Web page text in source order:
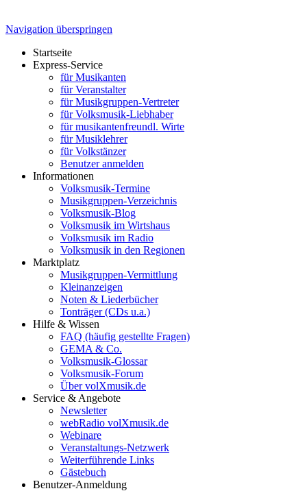
Navigation überspringen
Startseite
Express-Service
für Musikanten
für Veranstalter
für Musikgruppen-Vertreter
für Volksmusik-Liebhaber
für musikantenfreundl. Wirte
für Musiklehrer
für Volkstänzer
Benutzer anmelden
Informationen
Volksmusik-Termine
Musikgruppen-Verzeichnis
Volksmusik-Blog
Volksmusik im Wirtshaus
Volksmusik im Radio
Volksmusik in den Regionen
Marktplatz
Musikgruppen-Vermittlung
Kleinanzeigen
Noten & Liederbücher
Tonträger (CDs u.a.)
Hilfe & Wissen
FAQ (häufig gestellte Fragen)
GEMA & Co.
Volksmusik-Glossar
Volksmusik-Forum
Über volXmusik.de
Service & Angebote
Newsletter
webRadio volXmusik.de
Webinare
Veranstaltungs-Netzwerk
Weiterführende Links
Gästebuch
Benutzer-Anmeldung